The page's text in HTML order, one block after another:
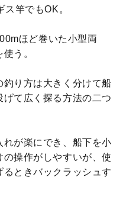
竿でもOK。
ほど巻いた小型両
う。
り方は大きく分けて船
て広く探る方法の二つ
が楽にでき、船下を小
操作がしやすいが、使
ときバックラッシュす